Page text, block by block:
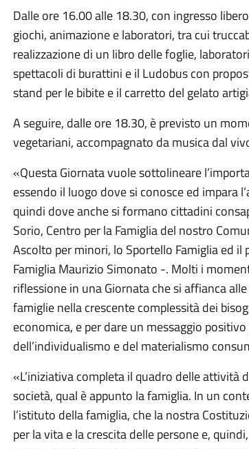
Dalle ore 16.00 alle 18.30, con ingresso
giochi, animazione e laboratori, tra cui
realizzazione di un libro delle foglie,
spettacoli di burattini e il Ludobus con
stand per le bibite e il carretto del gelato
A seguire, dalle ore 18.30, è previsto un
vegetariani, accompagnato da musica dal
«Questa Giornata vuole sottolineare
essendo il luogo dove si conosce ed impara
quindi dove anche si formano cittadini
Sorio, Centro per la Famiglia del nostro
Ascolto per minori, lo Sportello Famiglia ed il
Famiglia Maurizio Simonato -. Molti i
riflessione in una Giornata che si affianca
famiglie nella crescente complessità dei
economica, e per dare un messaggio
dell’individualismo e del materialismo
«L’iniziativa completa il quadro delle attività
società, qual è appunto la famiglia. In un
l’istituto della famiglia, che la nostra
per la vita e la crescita delle persone e,